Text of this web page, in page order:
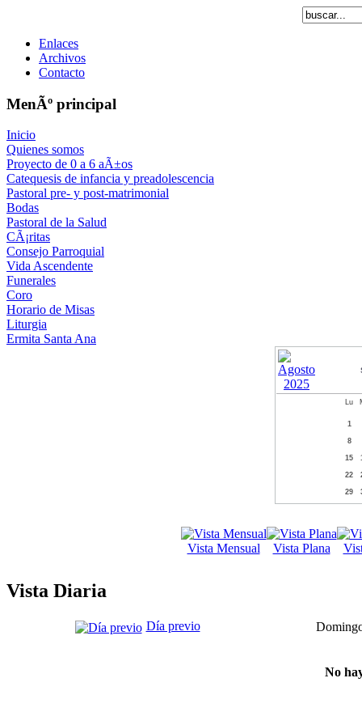
Enlaces
Archivos
Contacto
MenÃº principal
Inicio
Quienes somos
Proyecto de 0 a 6 aÃ±os
Catequesis de infancia y preadolescencia
Pastoral pre- y post-matrimonial
Bodas
Pastoral de la Salud
CÃ¡ritas
Consejo Parroquial
Vida Ascendente
Funerales
Coro
Horario de Misas
Liturgia
Ermita Santa Ana
Lu
1
8
15
22
29
Vista Mensual Vista Plana
Vista Diaria
Día previo
No